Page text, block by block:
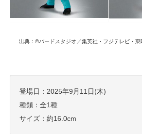
出典：©バードスタジオ／集英社・フジテレビ・東
登場日：2025年9月11日(木)
種類：全1種
サイズ：約16.0cm